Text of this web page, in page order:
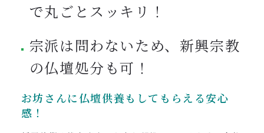
で丸ごとスッキリ！
宗派は問わないため、新興宗教
の仏壇処分も可！
お坊さんに仏壇供養もしてもらえる安心
感！